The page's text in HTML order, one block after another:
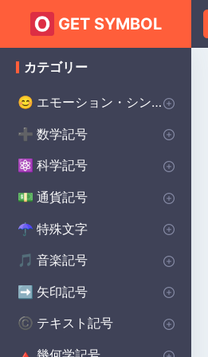
GET SYMBOL
カテゴリー
😊 エモーション・シンボル
♥ ハートのシンボル
❤️ 愛のシンボル
😡 怒りのシンボル
😰 不安のシンボル
😀 ハッピーシンボル
😰 悲しいシンボル
😲 サプライズシンボル
😨 恐怖のシンボル
😊 スマイリーシンボル
💌 誓いのシンボル
🔴 幸運のシンボル
➕ 数学記号
♾️ インフィニティ・シンボル
∑ 代数記号
⌀ 幾何学記号
π 円周率記号
Δ デルタ記号
√ 平方根記号
α アルファシンボル
> より大きい記号
< より小さい記号
Σ シグマシンボル
± プラスマイナス記号
÷ 除算記号
λ ラムダ記号
P(A)統計記号
∑ 合計記号
⚛️ 科学記号
Ac 化学記号
β 物理記号
Θ シータ記号
° 度記号
Ω オメガシンボル
⚯ 生物学の記号
💵 通貨記号
$ 世界の主要通貨
¢ セント記号
£ ポンド通貨記号
¥ 日本円 通貨記号
☂︎ 特殊文字
: 句読点
⚜ 装飾的なシンボル
• ドット記号
☮️ プリンスシンボル
⚔️ ベルセルクのシンボル
⚔️ バイキングのシンボル
🔨 溶接記号
🏫 学校のシンボル
⭐ スター・ウォーズのシンボル
ॐ ヒンドゥー教のシンボル
☯️ 異教のシンボル
🎵 音楽記号
♩ 備考 記号
♯ 記号
🎵 休符記号
🎼 音楽記号を繰り返す
➡️ 矢印記号
➡️ 方向矢印
↓ 下矢印記号
→ 右矢印記号
↑ 上矢印記号
^ キャレット矢印記号
©️ テキスト記号
©️ 著作権シンボル
♀ 女性のシンボル
❤️ 美的シンボル
♂ 男性のシンボル
🦇 バットマンのシンボル
Ⓐ 無政府主義のシンボル
✝️ 十字のシンボル
¶ 段落記号
🚗 車のシンボル
🧩 自閉症のシンボル
☘️ ケルトのシンボル
🍽️ 食器洗い機の記号
🔮 ハリー・ポッターのシンボル
🔨 北欧のシンボル
🐉 保護シンボル